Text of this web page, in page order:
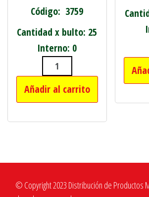
Código: 3759
Cantidad x bulto: 25
Interno: 0
CLAVO PUNTA
Añadir al carrito
© Copyright 2023 Distribución de Productos